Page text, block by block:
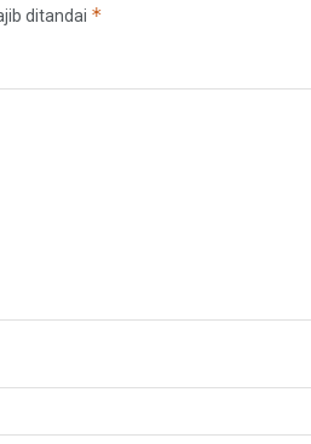
ditandai *